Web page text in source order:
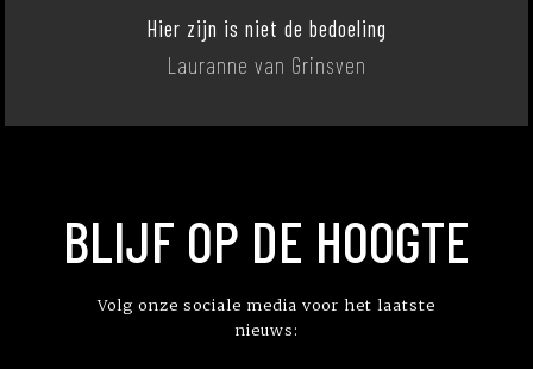
Hier zijn is niet de bedoeling
Lauranne van Grinsven
BLIJF OP DE HOOGTE
Volg onze sociale media voor het laatste
nieuws: